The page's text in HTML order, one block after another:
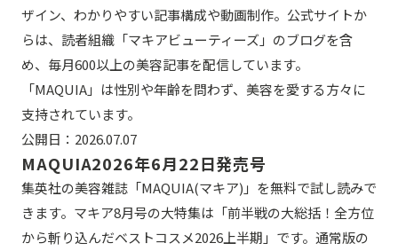
ザイン、わかりやすい記事構成や動画制作。公式サイトか
らは、読者組織「マキアビューティーズ」のブログを含
め、毎月600以上の美容記事を配信しています。
「MAQUIA」は性別や年齢を問わず、美容を愛する方々に
支持されています。
公開日： 2026.07.07
MAQUIA2026年6月22日発売号
集英社の美容雑誌「MAQUIA(マキア)」を無料で試し読みで
きます。マキア8月号の大特集は「前半戦の大総括！全方位
から斬り込んだベストコスメ2026上半期」です。通常版の